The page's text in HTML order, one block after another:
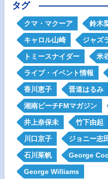
タグ
クマ・マクーア 鈴木
キャロル山崎 ジャズ
トミースナイダー 米
ライブ・イベント情報
香川恵子 晋道はるみ
湘南ビーチFMマガジン
井上奈保未 竹下由起
川口京子 ジョニー志
石川茱帆 George
George Williams